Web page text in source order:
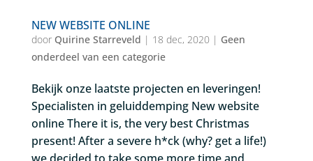
NEW WEBSITE ONLINE
door Quirine Starreveld | 18 dec, 2020 | Geen
onderdeel van een categorie
Bekijk onze laatste projecten en leveringen!
Specialisten in geluiddemping New website
online There it is, the very best Christmas
present! After a severe h*ck (why? get a life!)
we decided to take some more time and